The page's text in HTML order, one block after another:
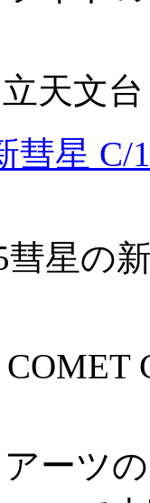
天文
彗星 C/
彗星の
ーツ